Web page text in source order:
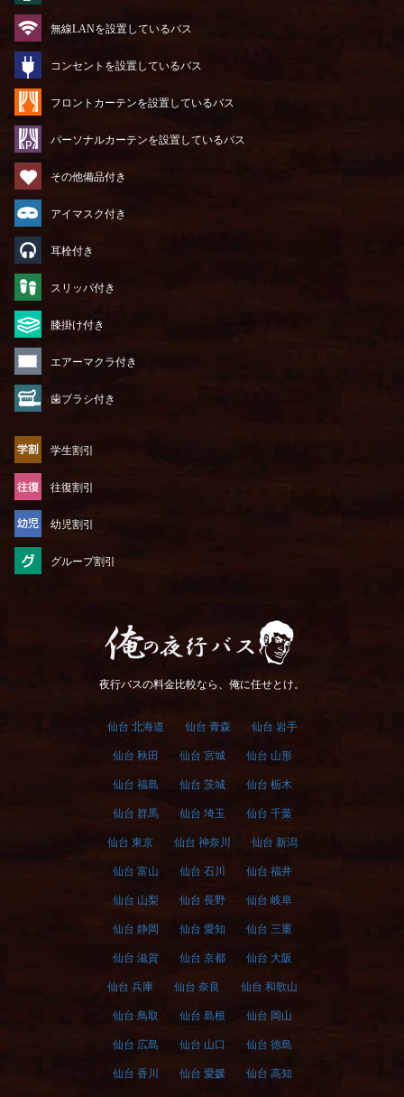
無線LANを設置しているバス
コンセントを設置しているバス
フロントカーテンを設置しているバス
パーソナルカーテンを設置しているバス
その他備品付き
アイマスク付き
耳栓付き
スリッパ付き
膝掛け付き
エアーマクラ付き
歯ブラシ付き
学生割引
往復割引
幼児割引
グループ割引
俺の夜行バス
夜行バスの料金比較なら、俺に任せとけ。
仙台 北海道 仙台 青森 仙台 岩手
仙台 秋田 仙台 宮城 仙台 山形
仙台 福島 仙台 茨城 仙台 栃木
仙台 群馬 仙台 埼玉 仙台 千葉
仙台 東京 仙台 神奈川 仙台 新潟
仙台 富山 仙台 石川 仙台 福井
仙台 山梨 仙台 長野 仙台 岐阜
仙台 静岡 仙台 愛知 仙台 三重
仙台 滋賀 仙台 京都 仙台 大阪
仙台 兵庫 仙台 奈良 仙台 和歌山
仙台 鳥取 仙台 島根 仙台 岡山
仙台 広島 仙台 山口 仙台 徳島
仙台 香川 仙台 愛媛 仙台 高知